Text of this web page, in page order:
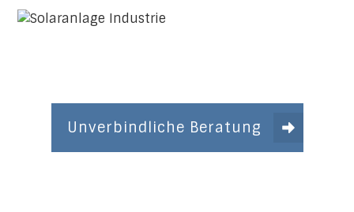
Unverbindliche Beratung